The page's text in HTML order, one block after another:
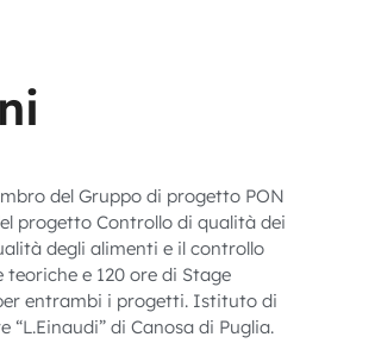
del Gruppo di progetto PON
progetto Controllo di qualità dei
degli alimenti e il controllo
teoriche e 120 ore di Stage
entrambi i progetti. Istituto di
di Canosa di Puglia.